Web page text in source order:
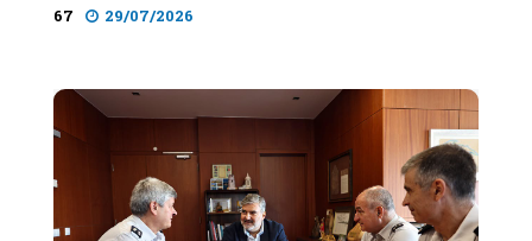
67 29/07/2026